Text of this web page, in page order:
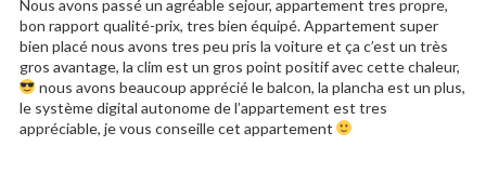
Nous avons passé un agréable sejour, appartement tres propre,
bon rapport qualité-prix, tres bien équipé. Appartement super
bien placé nous avons tres peu pris la voiture et ça c’est un très
gros avantage, la clim est un gros point positif avec cette chaleur,
nous avons beaucoup apprécié le balcon, la plancha est un plus,
le système digital autonome de l’appartement est tres
appréciable, je vous conseille cet appartement